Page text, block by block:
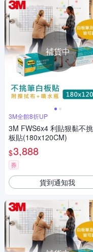
補貨中
3M全館8折UP
3M FWS6x4 利貼狠黏不
板貼(180x120CM)
$3,888
券
貨到通知我